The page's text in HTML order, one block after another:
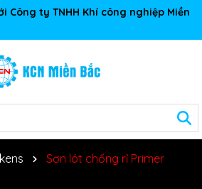
Công ty TNHH Khí công nghiệp Miền
Sơn lót chống rỉ Primer